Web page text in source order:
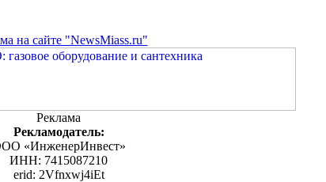
на сайте "NewsMiass.ru"
Реклама
Рекламодатель:
«ИнженерИнвест»
ИНН: 7415087210
erid: 2Vfnxwj4iEt